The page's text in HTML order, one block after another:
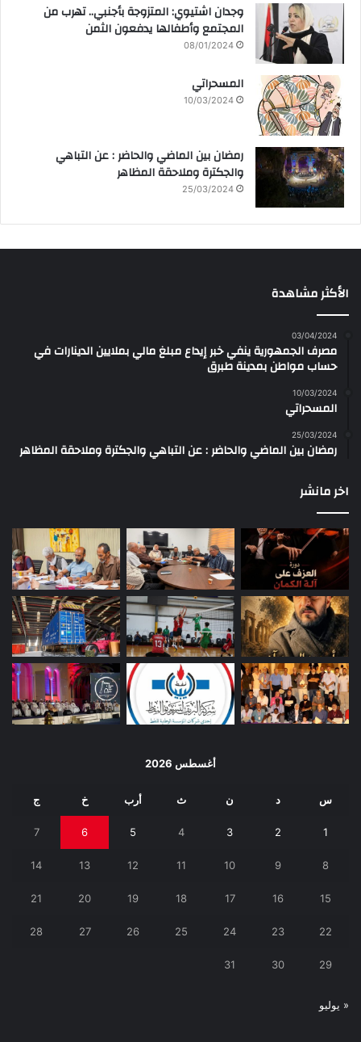
وجدان اشتيوي: المتزوجة بأجنبي.. تهرب من
المجتمع وأطفالها يدفعون الثمن
08/01/2024
المسحراتي
10/03/2024
رمضان بين الماضي والحاضر : عن التباهي
والجكترة وملاحقة المظاهر
25/03/2024
الأكثر مشاهدة
03/04/2024
مصرف الجمهورية ينفي خبر إيداع مبلغ مالي بملايين الدينارات في
حساب مواطن بمدينة طبرق
10/03/2024
المسحراتي
25/03/2024
رمضان بين الماضي والحاضر : عن التباهي والجكترة وملاحقة المظاهر
اخر مانشر
أغسطس 2026
س د ن ث أرب خ ج
1
2
3
4
5
6
7
8
9
10
11
12
13
14
15
16
17
18
19
20
21
22
23
24
25
26
27
28
29
30
31
« يوليو